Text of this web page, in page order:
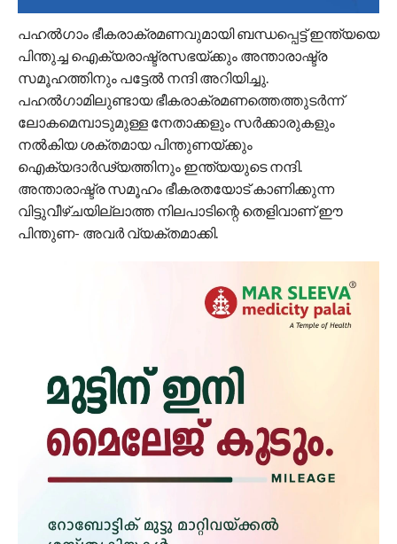
പഹല്‍ഗാം ഭീകരാക്രമണവുമായി ബന്ധപ്പെട്ട് ഇന്ത്യയെ
പിന്തുച്ച ഐക്യരാഷ്ട്രസഭയ്ക്കും അന്താരാഷ്ട്ര
സമൂഹത്തിനും പട്ടേല്‍ നന്ദി അറിയിച്ചു.
പഹല്‍ഗാമിലുണ്ടായ ഭീകരാക്രമണത്തെത്തുടര്‍ന്ന്
ലോകമെമ്പാടുമുള്ള നേതാക്കളും സര്‍ക്കാരുകളും
നല്‍കിയ ശക്തമായ പിന്തുണയ്ക്കും
ഐക്യദാര്‍ഢ്യത്തിനും ഇന്ത്യയുടെ നന്ദി.
അന്താരാഷ്ട്ര സമൂഹം ഭീകരതയോട് കാണിക്കുന്ന
വിട്ടുവീഴ്ചയില്ലാത്ത നിലപാടിന്റെ തെളിവാണ് ഈ
പിന്തുണ- അവര്‍ വ്യക്തമാക്കി.